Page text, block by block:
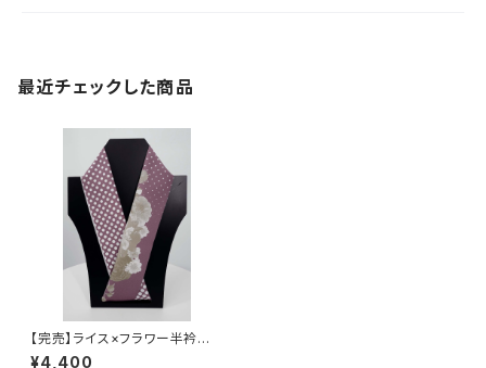
最近チェックした商品
【完売】ライス×フラワー半衿
グレープ ポリエステル100％
¥4,400